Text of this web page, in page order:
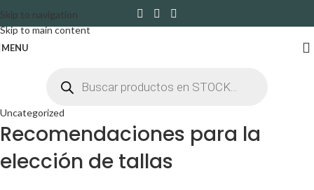
Skip to navigation
Skip to main content
MENU
Uncategorized
Recomendaciones para la
elección de tallas